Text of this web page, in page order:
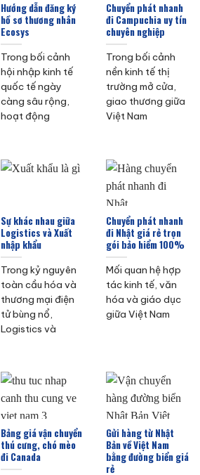
Hướng dẫn đăng ký
hồ sơ thương nhân
Ecosys
Trong bối cảnh
hội nhập kinh tế
quốc tế ngày
càng sâu rộng,
hoạt động
Chuyển phát nhanh
đi Campuchia uy tín
chuyên nghiệp
Trong bối cảnh
nền kinh tế thị
trường mở cửa,
giao thương giữa
Việt Nam
Sự khác nhau giữa
Logistics và Xuất
nhập khẩu
Trong kỷ nguyên
toàn cầu hóa và
thương mại điện
tử bùng nổ,
Logistics và
Chuyển phát nhanh
đi Nhật giá rẻ trọn
gói bảo hiểm 100%
Mối quan hệ hợp
tác kinh tế, văn
hóa và giáo dục
giữa Việt Nam
Bảng giá vận chuyển
thú cưng, chó mèo
đi Canada
Gửi hàng từ Nhật
Bản về Việt Nam
bằng đường biển giá
rẻ